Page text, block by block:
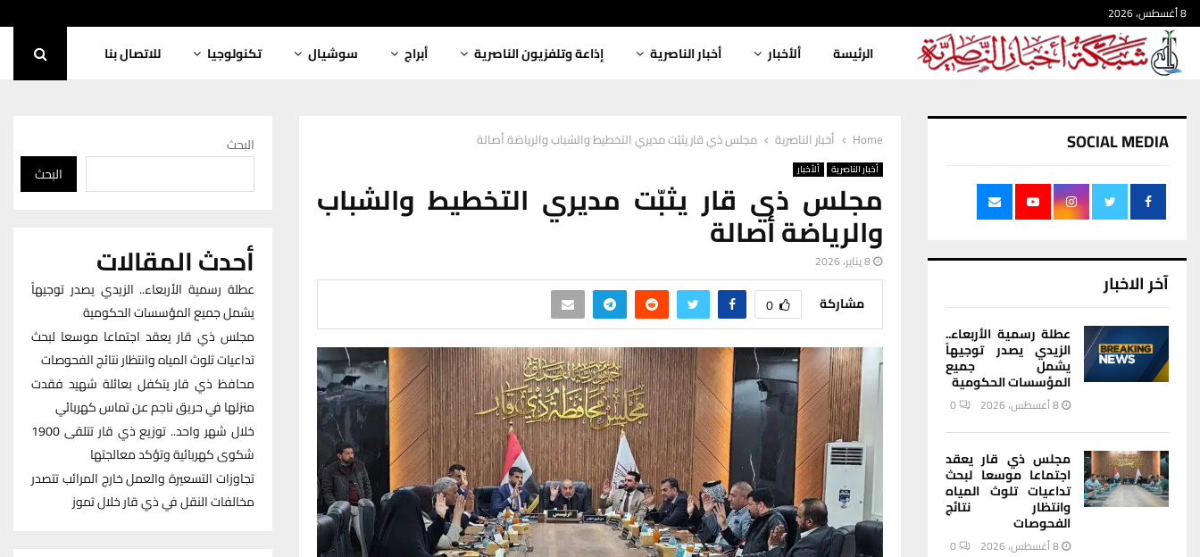
8 أغسطس، 2026
الرئيسة ألأخبار أخبار الناصرية إذاعة وتلفزيون الناصرية أبراج سوشيال تكنولوجيا للاتصال بنا
Home أخبار الناصرية مجلس ذي قار يثبّت مديري التخطيط والشباب والرياضة أصالة
أخبار الناصرية ألأخبار
مجلس ذي قار يثبّت مديري التخطيط والشباب
والرياضة أصالة
8 يناير، 2026
مشاركة 0
SOCIAL MEDIA
آخر الاخبار
عطلة رسمية الأربعاء..
الزيدي يصدر توجيهاً
يشمل جميع
المؤسسات الحكومية
8 أغسطس، 2026 0
مجلس ذي قار يعقد
اجتماعا موسعا لبحث
تداعيات تلوث المياه
وانتظار نتائج
الفحوصات
8 أغسطس، 2026 0
البحث
البحث
أحدث المقالات
عطلة رسمية الأربعاء.. الزيدي يصدر توجيهاً
يشمل جميع المؤسسات الحكومية
مجلس ذي قار يعقد اجتماعا موسعا لبحث
تداعيات تلوث المياه وانتظار نتائج الفحوصات
محافظ ذي قار يتكفل بعائلة شهيد فقدت
منزلها في حريق ناجم عن تماس كهربائي
خلال شهر واحد.. توزيع ذي قار تتلقى 1900
شكوى كهربائية وتؤكد معالجتها
تجاوزات التسعيرة والعمل خارج المرائب تتصدر
مخالفات النقل في ذي قار خلال تموز